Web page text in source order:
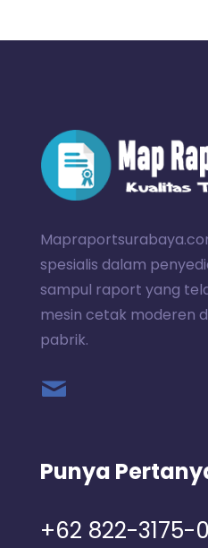
spesialis dalam
sampul raport yang
mesin cetak moderen
pabrik.
Punya
+62 822-3175-